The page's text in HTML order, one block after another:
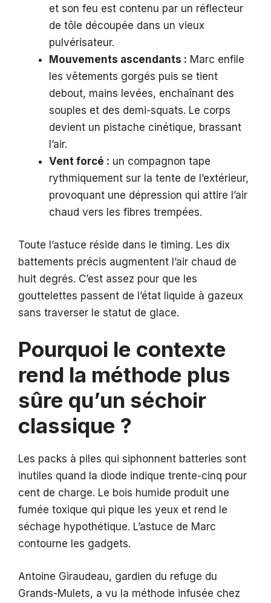
et son feu est contenu par un réflecteur
de tôle découpée dans un vieux
pulvérisateur.
Mouvements ascendants : Marc enfile
les vêtements gorgés puis se tient
debout, mains levées, enchaînant des
souples et des demi-squats. Le corps
devient un pistache cinétique, brassant
l’air.
Vent forcé : un compagnon tape
rythmiquement sur la tente de l’extérieur,
provoquant une dépression qui attire l’air
chaud vers les fibres trempées.
Toute l’astuce réside dans le timing. Les dix
battements précis augmentent l’air chaud de
huit degrés. C’est assez pour que les
gouttelettes passent de l’état liquide à gazeux
sans traverser le statut de glace.
Pourquoi le contexte
rend la méthode plus
sûre qu’un séchoir
classique ?
Les packs à piles qui siphonnent batteries sont
inutiles quand la diode indique trente-cinq pour
cent de charge. Le bois humide produit une
fumée toxique qui pique les yeux et rend le
séchage hypothétique. L’astuce de Marc
contourne les gadgets.
Antoine Giraudeau, gardien du refuge du
Grands-Mulets, a vu la méthode infusée chez